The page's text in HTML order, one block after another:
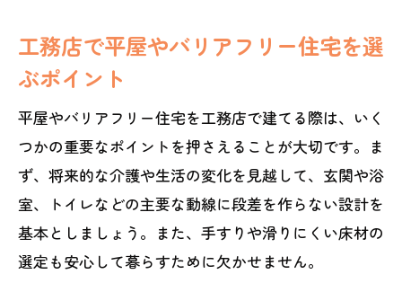
工務店で平屋やバリアフリー住宅を選
ぶポイント
平屋やバリアフリー住宅を工務店で建てる際は、いく
つかの重要なポイントを押さえることが大切です。ま
ず、将来的な介護や生活の変化を見越して、玄関や浴
室、トイレなどの主要な動線に段差を作らない設計を
基本としましょう。また、手すりや滑りにくい床材の
選定も安心して暮らすために欠かせません。